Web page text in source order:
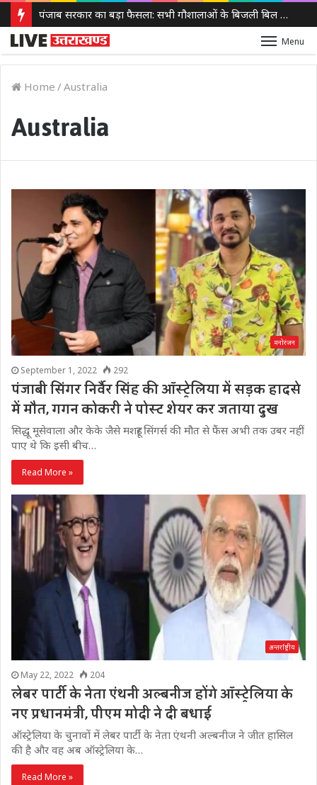
लखनऊ-कानपुर एक्सप्रेसवे पर फिलहाल नहीं लगेगा टोल, धंसाव के बाद NHAI का बड़ा फैसला
Menu
Home /Australia
Australia
मनोरंजन
September 1, 2022 292
पंजाबी सिंगर निर्वैर सिंह की ऑस्ट्रेलिया में सड़क हादसे
में मौत, गगन कोकरी ने पोस्ट शेयर कर जताया दुख
सिद्धू मूसेवाला और केके जैसे मशहूर सिंगर्स की मौत से फैंस अभी तक उबर नहीं
पाए थे कि इसी बीच…
Read More »
अन्तर्राष्ट्रीय
May 22, 2022 204
लेबर पार्टी के नेता एंथनी अल्बनीज होंगे ऑस्ट्रेलिया के
नए प्रधानमंत्री, पीएम मोदी ने दी बधाई
ऑस्ट्रेलिया के चुनावों में लेबर पार्टी के नेता एंथनी अल्बनीज ने जीत हासिल
की है और वह अब ऑस्ट्रेलिया के…
Read More »